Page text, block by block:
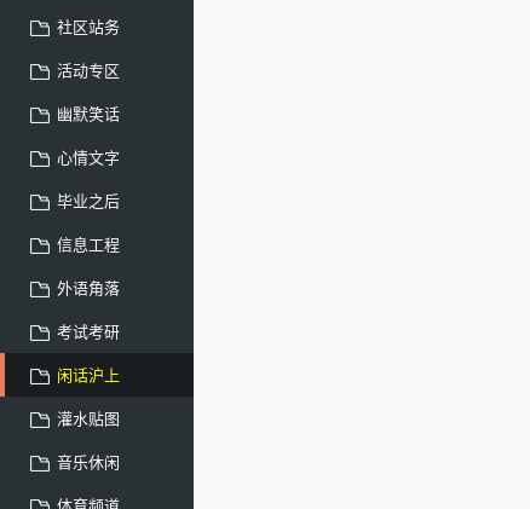
社区站务
活动专区
幽默笑话
心情文字
毕业之后
信息工程
外语角落
考试考研
闲话沪上
灌水贴图
音乐休闲